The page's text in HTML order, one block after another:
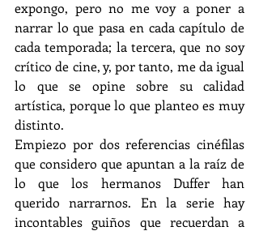
expongo, pero no me voy a poner a
narrar lo que pasa en cada capítulo de
cada temporada; la tercera, que no soy
crítico de cine, y, por tanto, me da igual
lo que se opine sobre su calidad
artística, porque lo que planteo es muy
distinto.
Empiezo por dos referencias cinéfilas
que considero que apuntan a la raíz de
lo que los hermanos Duffer han
querido narrarnos. En la serie hay
incontables guiños que recuerdan a